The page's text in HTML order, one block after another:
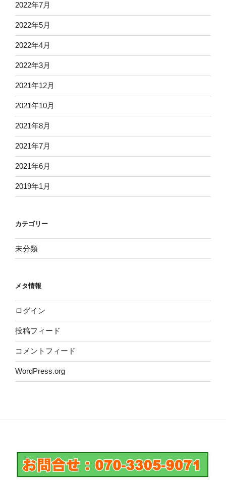
2022年7月
2022年5月
2022年4月
2022年3月
2021年12月
2021年10月
2021年8月
2021年7月
2021年6月
2019年1月
カテゴリー
未分類
メタ情報
ログイン
投稿フィード
コメントフィード
WordPress.org